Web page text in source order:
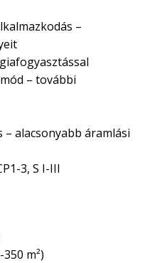
–
– további
alacsonyabb áramlási
3, S I-III
m²)